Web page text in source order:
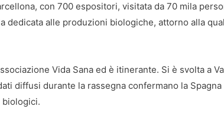
con 700 espositori, visitata da 70 mila
dedicata alle produzioni biologiche, attorno alla
Vida Sana ed è itinerante. Si è svolta a
diffusi durante la rassegna confermano la